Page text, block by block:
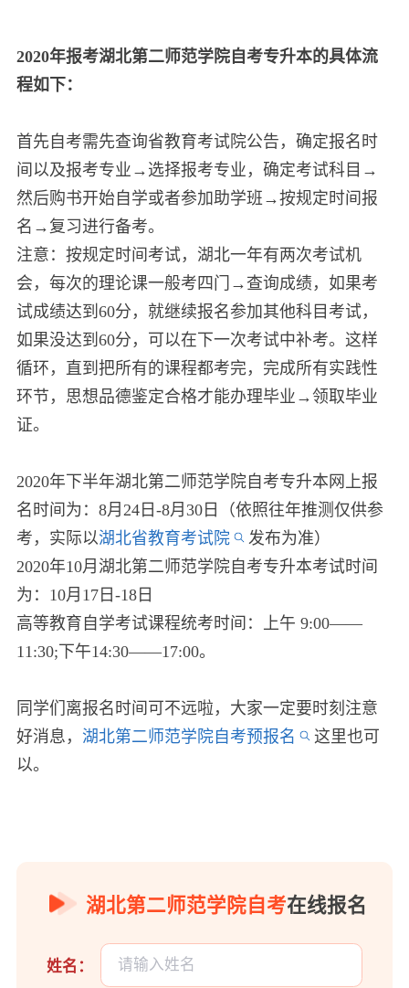
2020年报考湖北第二师范学院自考专升本的具体流
程如下：
首先自考需先查询省教育考试院公告，确定报名时
间以及报考专业→选择报考专业，确定考试科目→
然后购书开始自学或者参加助学班→按规定时间报
名→复习进行备考。
注意：按规定时间考试，湖北一年有两次考试机
会，每次的理论课一般考四门→查询成绩，如果考
试成绩达到60分，就继续报名参加其他科目考试，
如果没达到60分，可以在下一次考试中补考。这样
循环，直到把所有的课程都考完，完成所有实践性
环节，思想品德鉴定合格才能办理毕业→领取毕业
证。
2020年下半年湖北第二师范学院自考专升本网上报
名时间为：8月24日-8月30日（依照往年推测仅供参
考，实际以湖北省教育考试院
发布为准）
2020年10月湖北第二师范学院自考专升本考试时间
为：10月17日-18日
高等教育自学考试课程统考时间：上午 9:00——
11:30;下午14:30——17:00。
同学们离报名时间可不远啦，大家一定要时刻注意
好消息， 湖北第二师范学院自考预报名
这里也可
以。
湖北第二师范学院自考在线报名
姓名：